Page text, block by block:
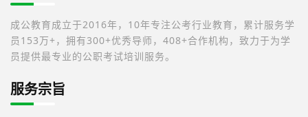
成公教育成立于2016年，10年专注公考行业教育，累计服务学
员153万+，拥有300+优秀导师，408+合作机构，致力于为学
员提供最专业的公职考试培训服务。
服务宗旨